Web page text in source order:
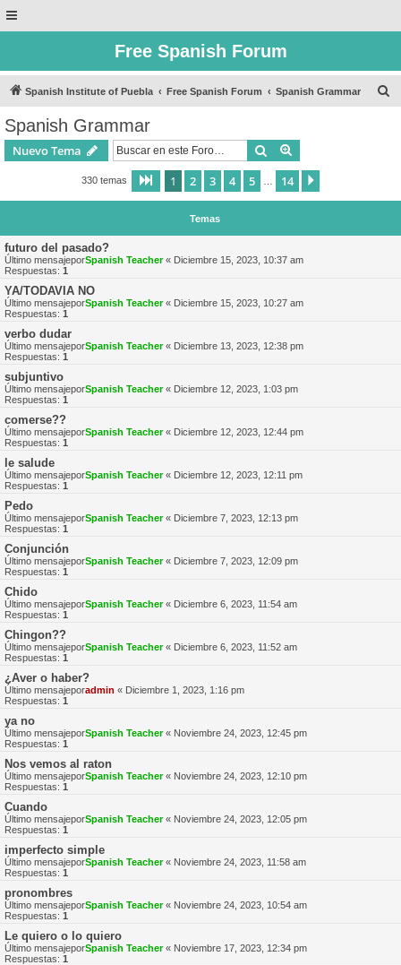
Free Spanish Forum
Spanish Institute of Puebla Free Spanish Forum Spanish Grammar
Spanish Grammar
Nuevo Tema Buscar
330 temas Página de 14
1 2 3 4 5 14
Temas
futuro del pasado?
Último mensajeporSpanish Teacher« Diciembre 15, 2023, 10:37 am
Respuestas: 1
YA/TODAVIA NO
Último mensajeporSpanish Teacher« Diciembre 15, 2023, 10:27 am
Respuestas: 1
verbo dudar
Último mensajeporSpanish Teacher« Diciembre 13, 2023, 12:38 pm
Respuestas: 1
subjuntivo
Último mensajeporSpanish Teacher« Diciembre 12, 2023, 1:03 pm
Respuestas: 1
comerse??
Último mensajeporSpanish Teacher« Diciembre 12, 2023, 12:44 pm
Respuestas: 1
le salude
Último mensajeporSpanish Teacher« Diciembre 12, 2023, 12:11 pm
Respuestas: 1
Pedo
Último mensajeporSpanish Teacher« Diciembre 7, 2023, 12:13 pm
Respuestas: 1
Conjunción
Último mensajeporSpanish Teacher« Diciembre 7, 2023, 12:09 pm
Respuestas: 1
Chido
Último mensajeporSpanish Teacher« Diciembre 6, 2023, 11:54 am
Respuestas: 1
Chingon??
Último mensajeporSpanish Teacher« Diciembre 6, 2023, 11:52 am
Respuestas: 1
¿Aver o haber?
Último mensajeporadmin « Diciembre 1, 2023, 1:16 pm
Respuestas: 1
ya no
Último mensajeporSpanish Teacher« Noviembre 24, 2023, 12:45 pm
Respuestas: 1
Nos vemos al raton
Último mensajeporSpanish Teacher« Noviembre 24, 2023, 12:10 pm
Respuestas: 1
Cuando
Último mensajeporSpanish Teacher« Noviembre 24, 2023, 12:05 pm
Respuestas: 1
imperfecto simple
Último mensajeporSpanish Teacher« Noviembre 24, 2023, 11:58 am
Respuestas: 1
pronombres
Último mensajeporSpanish Teacher« Noviembre 24, 2023, 10:54 am
Respuestas: 1
Le quiero o lo quiero
Último mensajeporSpanish Teacher« Noviembre 17, 2023, 12:34 pm
Respuestas: 1